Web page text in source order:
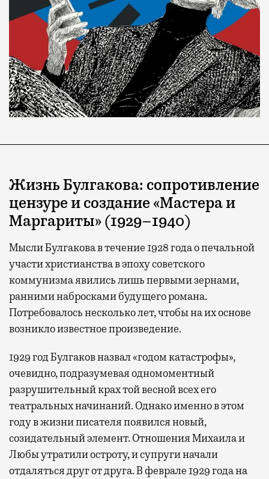
Жизнь Булгакова: сопротивление
цензуре и создание «Мастера и
Маргариты» (1929–1940)
Мысли Булгакова в течение 1928 года о печальной
участи христианства в эпоху советского
коммунизма явились лишь первыми зернами,
ранними набросками будущего романа.
Потребовалось несколько лет, чтобы на их основе
возникло известное произведение.
1929 год Булгаков назвал «годом катастрофы»,
очевидно, подразумевая одномоментный
разрушительный крах той весной всех его
театральных начинаний. Однако именно в этом
году в жизни писателя появился новый,
созидательный элемент. Отношения Михаила и
Любы утратили остроту, и супруги начали
отдаляться друг от друга. В феврале 1929 года на